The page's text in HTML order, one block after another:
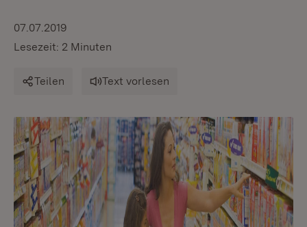
07.07.2019
Lesezeit: 2 Minuten
Teilen Text vorlesen